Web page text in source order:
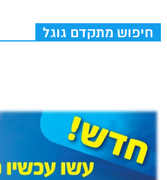
חיפוש מתקדם גוגל